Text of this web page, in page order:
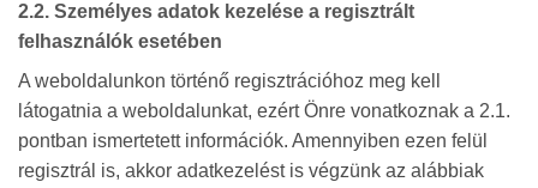
2.2. Személyes adatok kezelése a regisztrált
felhasználók esetében
A weboldalunkon történő regisztrációhoz meg kell
látogatnia a weboldalunkat, ezért Önre vonatkoznak a 2.1.
pontban ismertetett információk. Amennyiben ezen felül
regisztrál is, akkor adatkezelést is végzünk az alábbiak